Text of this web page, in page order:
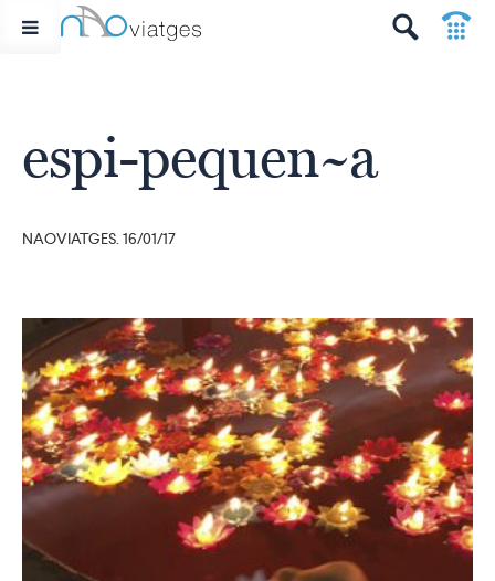
espi-pequen~a
NAOVIATGES. 16/01/17
t
p